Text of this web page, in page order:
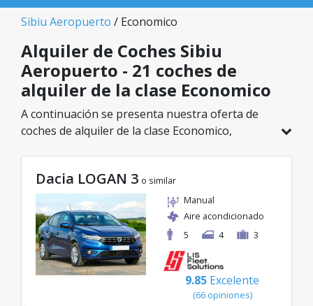
Sibiu Aeropuerto / Economico
Alquiler de Coches Sibiu
Aeropuerto - 21 coches de
alquiler de la clase Economico
A continuación se presenta nuestra oferta de
coches de alquiler de la clase Economico,
modelo ideal de la categoría seleccionada, con
tarifas excelentes desde solo 15€/día.
Dacia LOGAN 3 o similar
Manual
Aire acondicionado
5
4 3
9.85 Excelente
(66 opiniones)